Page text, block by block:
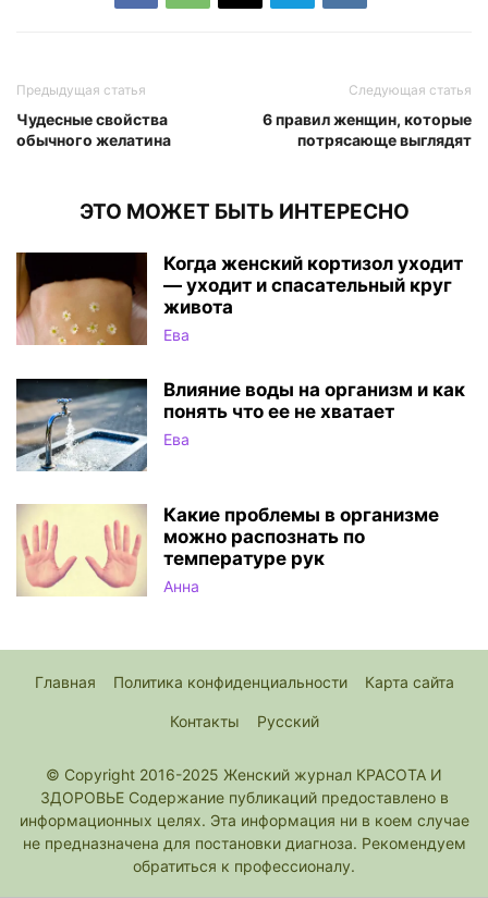
Предыдущая статья
Чудесные свойства
обычного желатина
Следующая статья
6 правил женщин, которые
потрясающе выглядят
ЭТО МОЖЕТ БЫТЬ ИНТЕРЕСНО
Когда женский кортизол уходит
— уходит и спасательный круг
живота
Ева
Влияние воды на организм и как
понять что ее не хватает
Ева
Какие проблемы в организме
можно распознать по
температуре рук
Анна
Главная Политика конфиденциальности Карта сайта
Контакты Русский
© Copyright 2016-2025 Женский журнал КРАСОТА И
ЗДОРОВЬЕ Содержание публикаций предоставлено в
информационных целях. Эта информация ни в коем случае
не предназначена для постановки диагноза. Рекомендуем
обратиться к профессионалу.